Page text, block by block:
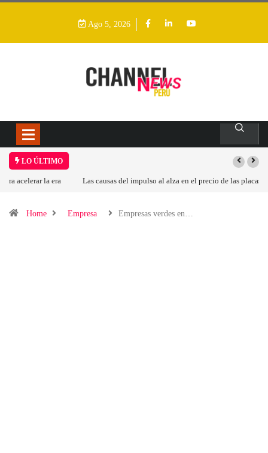
Ago 5, 2026
LO ÚLTIMO
Las causas del impulso al alza en el precio de las placas base
Home Empresa Empresas verdes en…